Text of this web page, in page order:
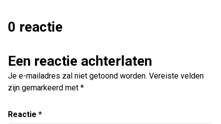
0 reactie
Een reactie achterlaten
Je e-mailadres zal niet getoond worden. Vereiste velden
zijn gemarkeerd met *
Reactie *